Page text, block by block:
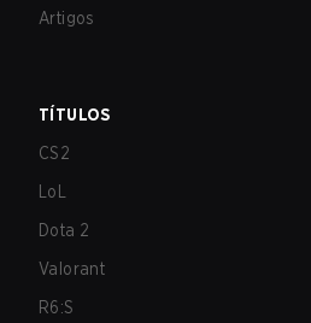
Artigos
TÍTULOS
CS2
LoL
Dota 2
Valorant
R6:S